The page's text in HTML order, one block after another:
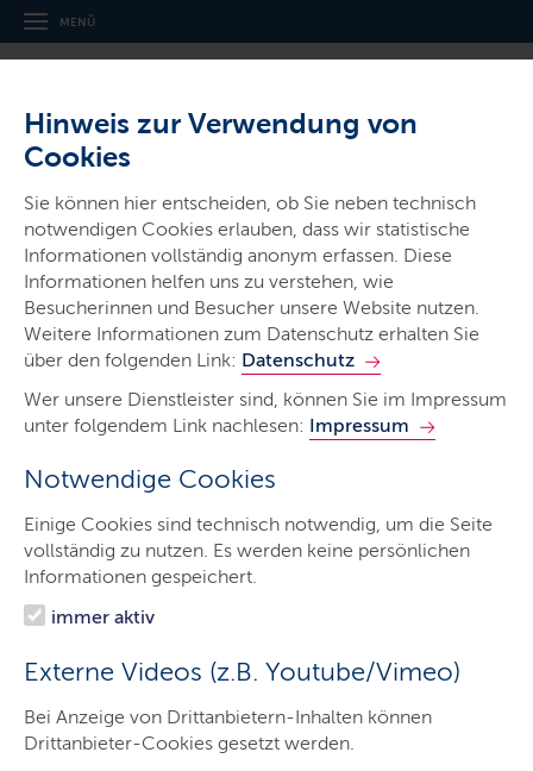
Hinweis zur Verwendung von
Cookies
Sie können hier entscheiden, ob Sie neben technisch
notwendigen Cookies erlauben, dass wir statistische
Informationen vollständig anonym erfassen. Diese
Informationen helfen uns zu verstehen, wie
Besucherinnen und Besucher unsere Website nutzen.
Weitere Informationen zum Datenschutz erhalten Sie
über den folgenden Link: Datenschutz
Wer unsere Dienstleister sind, können Sie im Impressum
unter folgendem Link nachlesen: Impressum
Notwendige Cookies
Einige Cookies sind technisch notwendig, um die Seite
vollständig zu nutzen. Es werden keine persönlichen
Informationen gespeichert.
immer aktiv
Externe Videos (z.B. Youtube/Vimeo)
Bei Anzeige von Drittanbietern-Inhalten können
Drittanbieter-Cookies gesetzt werden.
MENÜ
Amtsgericht Reinbek
Gerichte & Justizbehörden
Start
Das Gericht
Aufgaben
Besucher & Service
Ausbildung & Beruf
Kontakt